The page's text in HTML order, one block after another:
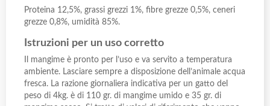
Proteina 12,5%, grassi grezzi 1%, fibre grezze 0,5%, ceneri
grezze 0,8%, umidità 85%.
Istruzioni per un uso corretto
Il mangime è pronto per l’uso e va servito a temperatura
ambiente. Lasciare sempre a disposizione dell’animale acqua
fresca. La razione giornaliera indicativa per un gatto del
peso di 4kg. è di 110 gr. di mangime umido e 35 gr. di